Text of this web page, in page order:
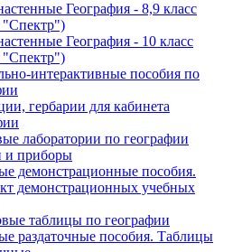
География - 8,9 класс
География - 10 класс
интерактивные пособия по
гербарии для кабинета
лаборатории по географии
и приборы
демонстрационные пособия.
демонстрационных учебных
таблицы по географии
раздаточные пособия. Таблицы